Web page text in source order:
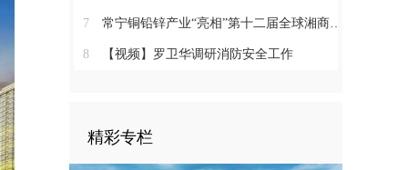
7 常宁铜铅锌产业“亮相”第十二届全球湘商大会京津冀推介会
8 【视频】罗卫华调研消防安全工作
精彩专栏